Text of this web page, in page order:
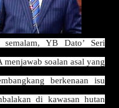
YB Dato’ Seri
soalan asal yang
berkenaan isu
di kawasan hutan